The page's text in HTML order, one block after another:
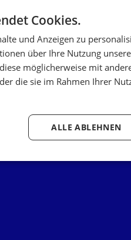
Cookies.
und Anzeigen zu
über Ihre Nutzung
möglicherweise mit
die sie im Rahmen Ihrer
ALLE ABLEHNEN